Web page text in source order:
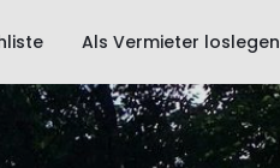
Als Vermieter loslegen